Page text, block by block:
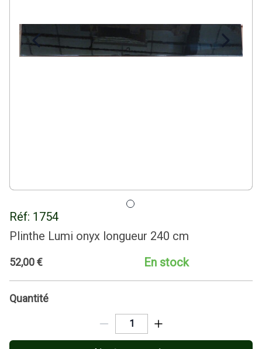
Réf: 1754
Plinthe Lumi onyx longueur 240 cm
52,00€ En stock
Quantité